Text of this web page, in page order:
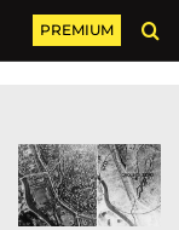
PREMIUM